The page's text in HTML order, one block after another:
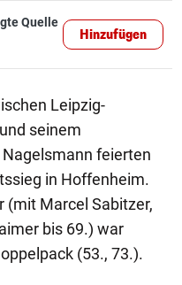
Quelle
Hinzufügen
Leipzig-
seinem
feierten
in Hoffenheim.
(mit Marcel Sabitzer,
bis 69.) war
(53., 73.).